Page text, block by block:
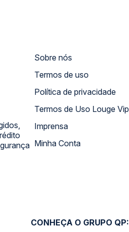
Sobre nós
Termos de uso
Política de privacidade
Termos de Uso Louge Vip
Imprensa
Minha Conta
CONHEÇA O GRUPO QP: